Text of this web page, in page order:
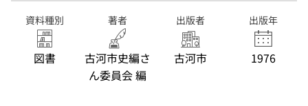
資料種別
図書
著者
古河市史編さ
ん委員会 編
出版者
古河市
出版年
1976